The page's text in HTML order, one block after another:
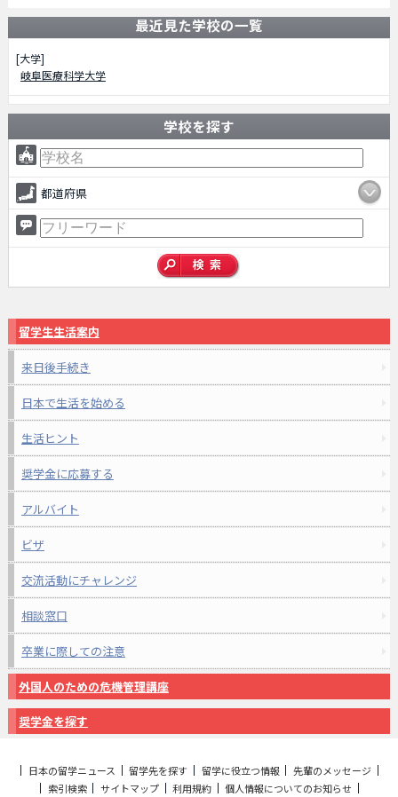
最近見た学校の一覧
[大学]
岐阜医療科学大学
学校を探す
都道府県
留学生生活案内
来日後手続き
日本で生活を始める
生活ヒント
奨学金に応募する
アルバイト
ビザ
交流活動にチャレンジ
相談窓口
卒業に際しての注意
外国人のための危機管理講座
奨学金を探す
日本の留学ニュース 留学先を探す 留学に役立つ情報
先輩のメッセージ
索引検索
サイトマップ 利用規約
個人情報についてのお知らせ